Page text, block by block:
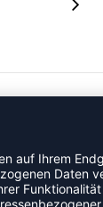
Die Short